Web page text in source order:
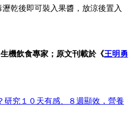
乾後即可裝入果醬，放涼後置入
機飲食專家；原文刊載於《王明勇
研究１０天有感、８週顯效，營養